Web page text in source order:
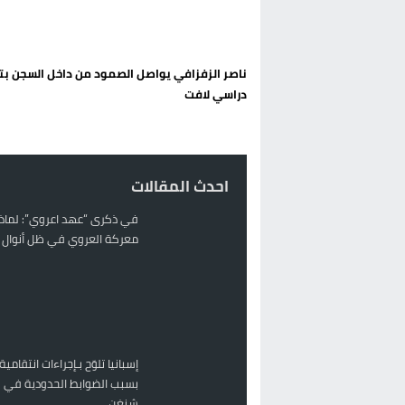
ناصر الزفزافي يواصل الصمود من داخل السجن
دراسي لافت
احدث المقالات
في ذكرى “عهد اعروي”:
معركة العروي في ظل
إسبانيا تلوّح بـإجراءات
بسبب الضوابط الحدودية